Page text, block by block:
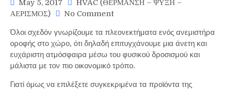
May 5, 2017
HVAC (ΘΕΡΜΑΝΣΗ – ΨΥΞΗ –
ΑΕΡΙΣΜΟΣ)
No Commenton
ανεμιστήρα
οροφής;
Όλοι σχεδόν γνωρίζουμε τα πλεονεκτήματα ενός ανεμιστήρα
οροφής στο χώρο, ότι δηλαδή επιτυγχάνουμε μια άνετη και
ευχάριστη ατμόσφαιρα μέσω του φυσικού δροσισμού και
μάλιστα με τον πιο οικονομικό τρόπο.
Γιατί όμως να επιλέξετε συγκεκριμένα τα προϊόντα της